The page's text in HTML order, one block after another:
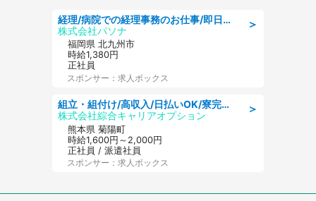
＞
経理/病院での経理事務のお仕事/即日勤務可/車通勤可/経理/一般事務
株式会社パソナ
福岡県 北九州市
時給1,380円
正社員
スポンサー：求人ボックス
＞
組立・組付け/高収入/日払いOK/寮完備/交替制/20・30・40代活躍中
株式会社綜合キャリアオプション
熊本県 菊陽町
時給1,600円～2,000円
正社員 / 派遣社員
スポンサー：求人ボックス